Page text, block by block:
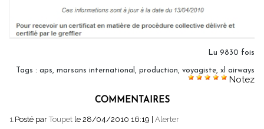
Lu 9830 fois
Tags : aps, marsans international , production, voyagiste, xl airways
Notez
COMMENTAIRES
1. Posté parToupet le 28/04/2010 16:19 Alerter